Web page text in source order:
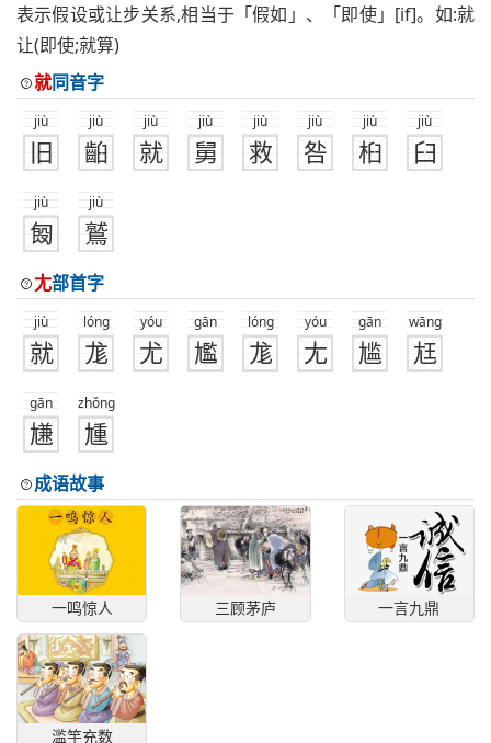
表示假设或让步关系,相当于「假如」、「即使」[if]。如:就
让(即使;就算)
就同音字
jiù
旧
jiù
齨
jiù
就
jiù
舅
jiù
救
jiù
咎
jiù
桕
jiù
臼
jiù
匓
jiù
鷲
尢部首字
jiù
就
lóng
尨
yóu
尤
gān
尷
lóng
尨
yóu
尢
gān
尴
wāng
尪
gān
尲
zhǒng
尰
成语故事
一鸣惊人 三顾茅庐 一言九鼎
滥竽充数